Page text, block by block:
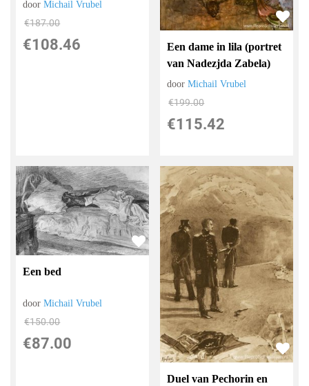
doorMichail Vrubel
€187.00
€108.46
Een dame in lila (portret
van Nadezjda Zabela)
doorMichail Vrubel
€199.00
€115.42
Een bed
doorMichail Vrubel
€150.00
€87.00
Duel van Pechorin en